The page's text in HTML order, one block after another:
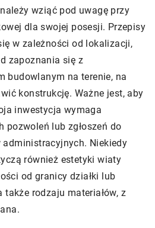
wziąć pod uwagę przy
dla swojej posesji. Przepisy
w zależności od lokalizacji,
zapoznania się z
budowlanym na terenie, na
konstrukcję. Ważne jest, aby
inwestycja wymaga
pozwoleń lub zgłoszeń do
Niekiedy
również estetyki wiaty
od granicy działki lub
rodzaju materiałów, z